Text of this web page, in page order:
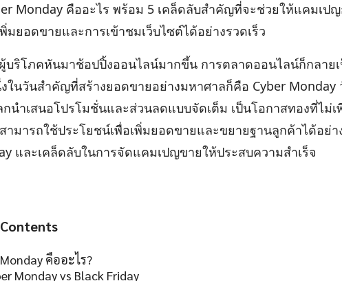
Monday คืออะไร พร้อม 5 เคล็ดลับสําคัญที่จะช่วยให้แคมเ
มยอดขายและการเข้าชมเว็บไซต์ได้อย่างรวดเร็ว
ริโภคหันมาช้อปปิ้งออนไลน์มากขึ้น การตลาดออนไลน์ก็กลาย
ในวันสำคัญที่สร้างยอดขายอย่างมหาศาลก็คือ Cyber Monday
นำเสนอโปรโมชั่นและส่วนลดแบบจัดเต็ม เป็นโอกาสทองที่ไม่
ามารถใช้ประโยชน์เพื่อเพิ่มยอดขายและขยายฐานลูกค้าได้อย่
และเคล็ดลับในการจัดแคมเปญขายให้ประสบความสำเร็จ
คืออะไร?
Monday vs Black Friday